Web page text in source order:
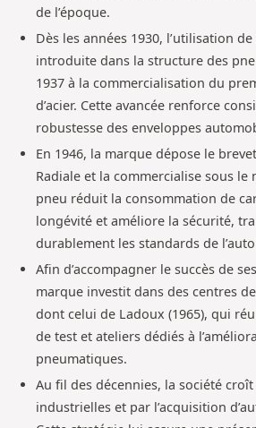
de l’époque.
Dès les années 1930, l’utilisation
introduite dans la structure des
1937 à la commercialisation du
d’acier. Cette avancée renforce
robustesse des enveloppes
En 1946, la marque dépose le
Radiale et la commercialise sous le
pneu réduit la consommation de
longévité et améliore la sécurité,
durablement les standards de
Afin d’accompagner le succès de
marque investit dans des centres
dont celui de Ladoux (1965), qui
de test et ateliers dédiés à
pneumatiques.
Au fil des décennies, la société
industrielles et par l’acquisition